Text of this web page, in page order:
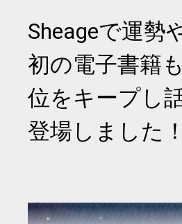
Sheageで運勢
初の電子書籍
位をキープし
登場しました